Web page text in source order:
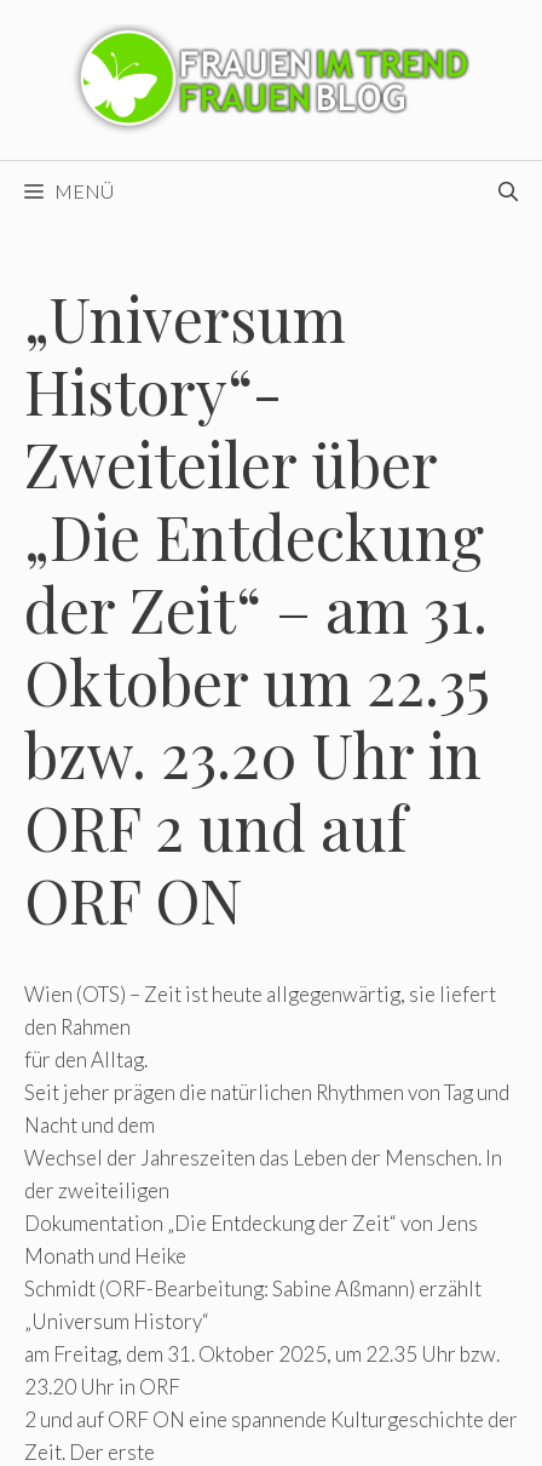
MENÜ
„Universum
History“-
Zweiteiler über
„Die Entdeckung
der Zeit“ – am 31.
Oktober um 22.35
bzw. 23.20 Uhr in
ORF 2 und auf
ORF ON
Wien (OTS) – Zeit ist heute allgegenwärtig, sie liefert
den Rahmen
für den Alltag.
Seit jeher prägen die natürlichen Rhythmen von Tag und
Nacht und dem
Wechsel der Jahreszeiten das Leben der Menschen. In
der zweiteiligen
Dokumentation „Die Entdeckung der Zeit“ von Jens
Monath und Heike
Schmidt (ORF-Bearbeitung: Sabine Aßmann) erzählt
„Universum History“
am Freitag, dem 31. Oktober 2025, um 22.35 Uhr bzw.
23.20 Uhr in ORF
2 und auf ORF ON eine spannende Kulturgeschichte der
Zeit. Der erste